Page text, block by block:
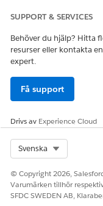
SUPPORT & SERVICES
Behöver du hjälp? Hitta
resurser eller kontakta en
expert.
Få support
Drivs av Experience Cloud
Svenska
© Copyright 2026,
Varumärken tillhör
SFDC SWEDEN AB,